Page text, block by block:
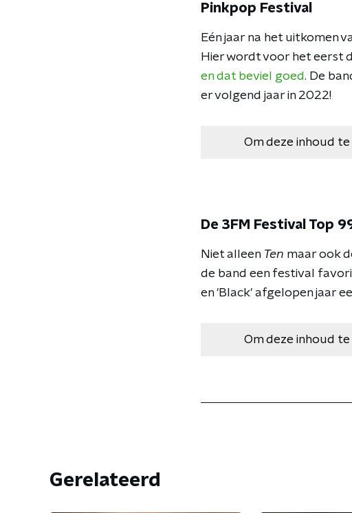
Pinkpop Festival
Eén jaar na het uitkomen
Hier wordt voor het eerst
en dat beviel goed. De
er volgend jaar in 2022!
Om deze inhoud
De 3FM Festival Top
Niet alleen Ten maar ook
de band een festival
en 'Black' afgelopen jaar
Om deze inhoud
Gerelateerd